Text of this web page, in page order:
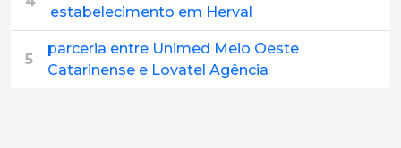
estabelecimento em Herval
5
parceria entre Unimed Meio Oeste
Catarinense e Lovatel Agência